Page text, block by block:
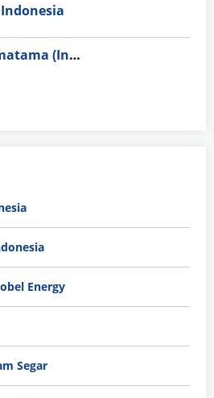
PT Indomarco Prismatama (Indomaret Group)
Energy
Segar